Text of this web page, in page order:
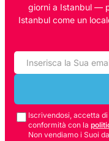
giorni a Istanbul —
Istanbul come un
Iscrivendosi, accetta
conformità con la
Non vendiamo i Suoi